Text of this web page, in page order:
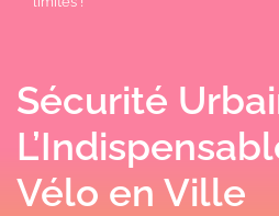
Sécurité
Vélo en Ville